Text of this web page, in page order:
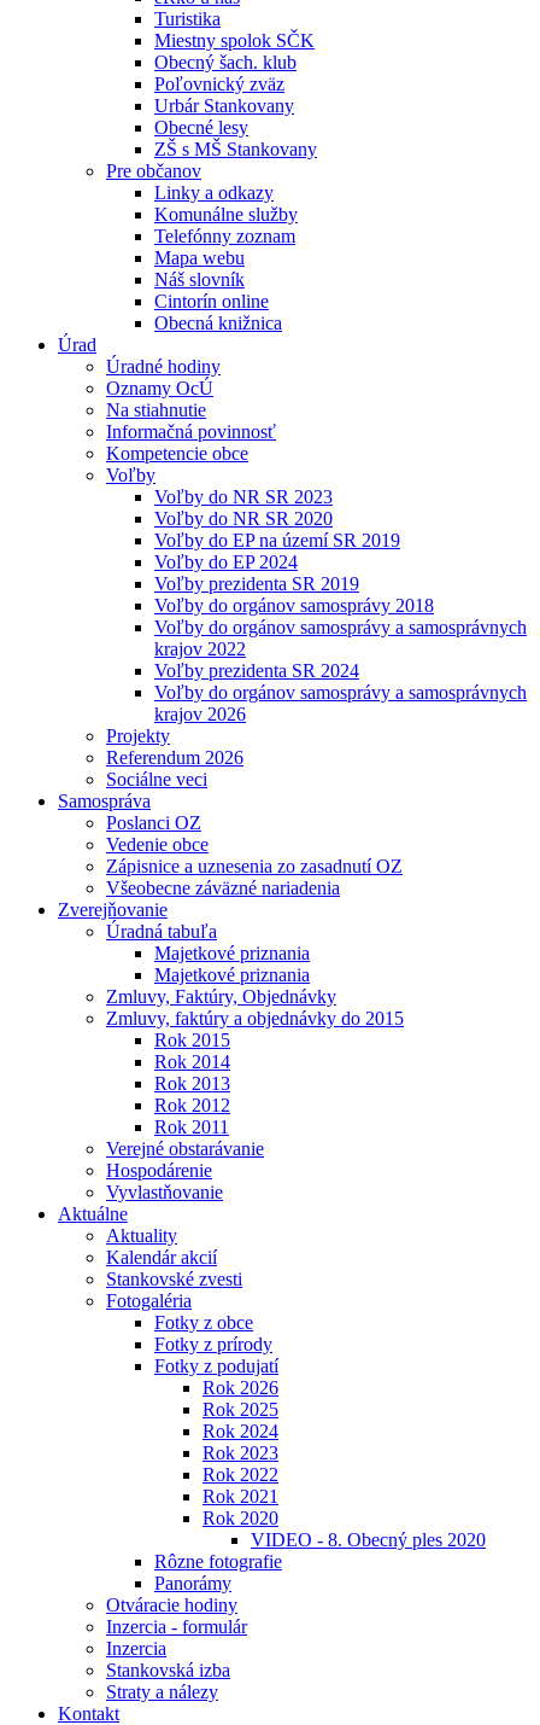
Turistika
Miestny spolok SČK
Obecný šach. klub
Poľovnický zväz
Urbár Stankovany
Obecné lesy
ZŠ s MŠ Stankovany
Pre občanov
Linky a odkazy
Komunálne služby
Telefónny zoznam
Mapa webu
Náš slovník
Cintorín online
Obecná knižnica
Úrad
Úradné hodiny
Oznamy OcÚ
Na stiahnutie
Informačná povinnosť
Kompetencie obce
Voľby
Voľby do NR SR 2023
Voľby do NR SR 2020
Voľby do EP na území SR 2019
Voľby do EP 2024
Voľby prezidenta SR 2019
Voľby do orgánov samosprávy 2018
Voľby do orgánov samosprávy a samosprávnych
krajov 2022
Voľby prezidenta SR 2024
Voľby do orgánov samosprávy a samosprávnych
krajov 2026
Projekty
Referendum 2026
Sociálne veci
Samospráva
Poslanci OZ
Vedenie obce
Zápisnice a uznesenia zo zasadnutí OZ
Všeobecne záväzné nariadenia
Zverejňovanie
Úradná tabuľa
Majetkové priznania
Majetkové priznania
Zmluvy, Faktúry, Objednávky
Zmluvy, faktúry a objednávky do 2015
Rok 2015
Rok 2014
Rok 2013
Rok 2012
Rok 2011
Verejné obstarávanie
Hospodárenie
Vyvlastňovanie
Aktuálne
Aktuality
Kalendár akcií
Stankovské zvesti
Fotogaléria
Fotky z obce
Fotky z prírody
Fotky z podujatí
Rok 2026
Rok 2025
Rok 2024
Rok 2023
Rok 2022
Rok 2021
Rok 2020
VIDEO - 8. Obecný ples 2020
Rôzne fotografie
Panorámy
Otváracie hodiny
Inzercia - formulár
Inzercia
Stankovská izba
Straty a nálezy
Kontakt